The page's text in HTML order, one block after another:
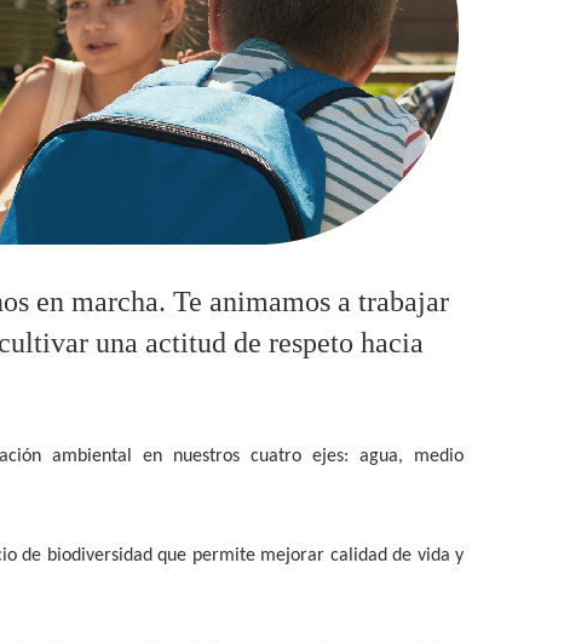
en marcha. Te animamos a trabajar
una actitud de respeto hacia
ambiental en nuestros cuatro ejes: agua, medio
de biodiversidad que permite mejorar calidad de vida y